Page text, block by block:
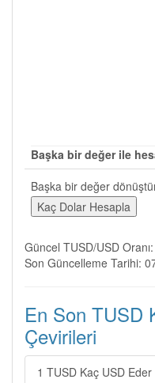
Başka bir değer ile
Başka bir değer
Güncel TUSD/USD
Son Güncelleme Tarihi:
En Son TUSD
Çevirileri
1 TUSD Kaç USD Eder